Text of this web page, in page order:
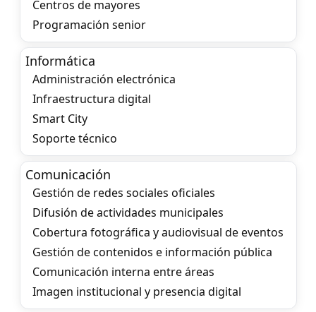
Centros de mayores
Programación senior
Informática
Administración electrónica
Infraestructura digital
Smart City
Soporte técnico
Comunicación
Gestión de redes sociales oficiales
Difusión de actividades municipales
Cobertura fotográfica y audiovisual de eventos
Gestión de contenidos e información pública
Comunicación interna entre áreas
Imagen institucional y presencia digital